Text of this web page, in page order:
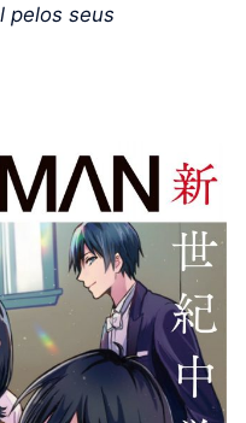
pelos seus